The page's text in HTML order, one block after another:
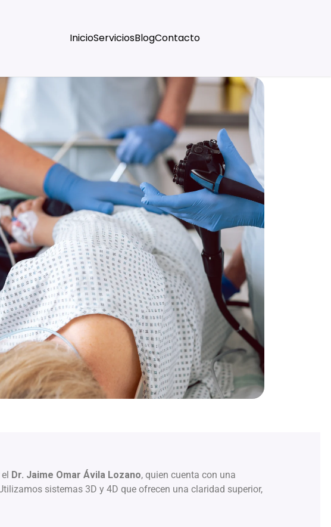
InicioServiciosBlogContacto
Dr. Jaime Omar Ávila Lozano, quien cuenta con una
sistemas 3D y 4D que ofrecen una claridad superior,